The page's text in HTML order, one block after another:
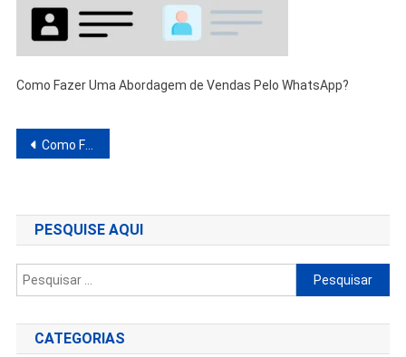
Como Fazer Uma Abordagem de Vendas Pelo WhatsApp?
Navegação
Post
Como Fazer Uma Abordagem de Vendas Pelo WhatsApp?
PESQUISE AQUI
Pesquisar
por:
CATEGORIAS